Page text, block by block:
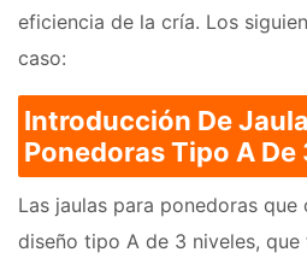
eficiencia de la cría. Los
caso:
Introducción De
Ponedoras Tipo A De
Las jaulas para ponedoras
diseño tipo A de 3 niveles, que